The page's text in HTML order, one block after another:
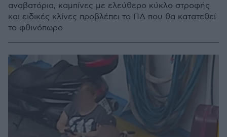
αναβατόρια, καμπίνες με ελεύθερο κύκλο στροφής
και ειδικές κλίνες προβλέπει το ΠΔ που θα κατατεθεί
το φθινόπωρο